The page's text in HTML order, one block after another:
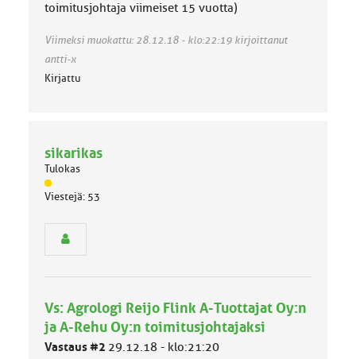
toimitusjohtaja viimeiset 15 vuotta)
Viimeksi muokattu: 28.12.18 - klo:22:19 kirjoittanut
antti-x
Kirjattu
sikarikas
Tulokas
J
ä
m
ä
l
u
Viestejä: 53
Vs: Agrologi Reijo Flink A-Tuottajat Oy:n
ja A-Rehu Oy:n toimitusjohtajaksi
Vastaus #2 29.12.18 - klo:21:20